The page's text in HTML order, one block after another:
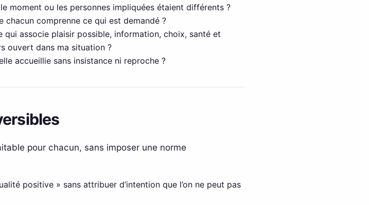
moment ou les personnes impliquées étaient différents ?
comprenne ce qui est demandé ?
qui associe plaisir possible, information, choix, santé et
ouvert dans ma situation ?
accueillie sans insistance ni reproche ?
pour chacun, sans imposer une norme
positive » sans attribuer d’intention que l’on ne peut pas